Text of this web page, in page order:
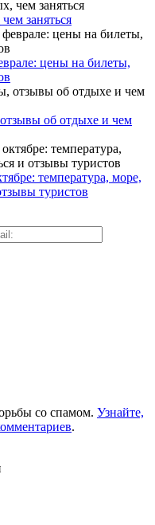
заняться
цены на билеты,
об отдыхе и чем
температура, море,
туристов
со спамом. Узнайте,
.